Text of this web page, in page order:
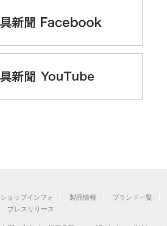
ショップインフォ 製品情報
ブランド一覧
プレスリリース